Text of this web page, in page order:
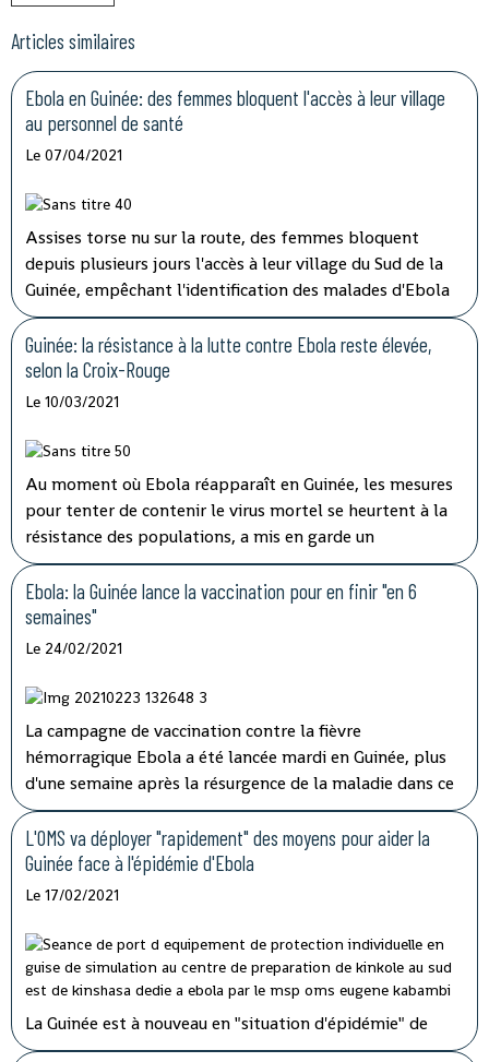
Articles similaires
Ebola en Guinée: des femmes bloquent l'accès à leur village
au personnel de santé
Le 07/04/2021
Assises torse nu sur la route, des femmes bloquent
depuis plusieurs jours l'accès à leur village du Sud de la
Guinée, empêchant l'identification des malades d'Ebola
et les vaccinations, ont indiqué mardi les autorités, qui
tentent de lever le blocus par la négociation.
Guinée: la résistance à la lutte contre Ebola reste élevée,
selon la Croix-Rouge
Le 10/03/2021
Au moment où Ebola réapparaît en Guinée, les mesures
pour tenter de contenir le virus mortel se heurtent à la
résistance des populations, a mis en garde un
responsable de la Croix-Rouge dans un entretien à l'AFP.
Ebola: la Guinée lance la vaccination pour en finir "en 6
semaines"
Le 24/02/2021
La campagne de vaccination contre la fièvre
hémorragique Ebola a été lancée mardi en Guinée, plus
d'une semaine après la résurgence de la maladie dans ce
pays d'Afrique de l'Ouest qui espère l'éradiquer "en six
semaines" selon son ministre de la Santé.
L'OMS va déployer "rapidement" des moyens pour aider la
Guinée face à l'épidémie d'Ebola
Le 17/02/2021
La Guinée est à nouveau en "situation d'épidémie" de
fièvre hémorragique, après l'apparition ces derniers jours